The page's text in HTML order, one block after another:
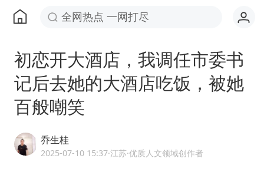
全网热点 一网打尽
初恋开大酒店，我调任市委书
记后去她的大酒店吃饭，被她
百般嘲笑
乔生桂
2025-07-10 15:37·江苏·优质人文领域创作者